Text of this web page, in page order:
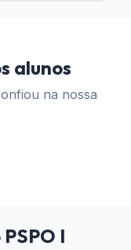
alunos
na nossa
I